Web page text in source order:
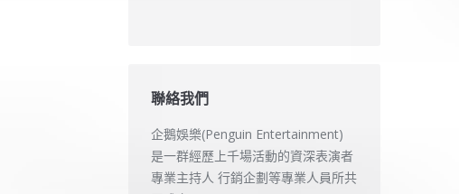
聯絡我們
企鵝娛樂(Penguin Entertainment)
是一群經歷上千場活動的資深表演者
專業主持人 行銷企劃等專業人員所共